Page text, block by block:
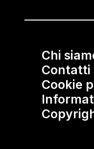
Chi
Contatti
Cookie